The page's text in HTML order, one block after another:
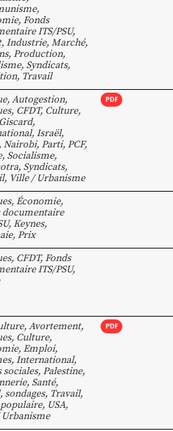
,
, Fonds
ITS/PSU,
, Industrie, Marché,
, Production,
, Syndicats,
, Travail
, Autogestion,
, CFDT, Culture,
Giscard,
, Israël,
Nairobi, Parti, PCF,
, Socialisme,
, Syndicats,
, Ville / Urbanisme
PDF
, Économie,
documentaire
, Keynes,
, Prix
, CFDT,Fonds
ITS/PSU,
, Avortement,
, Culture,
, Emploi,
, International,
sociales, Palestine,
, Santé,
, sondages, Travail,
, USA,
PDF